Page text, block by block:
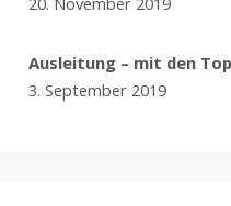
Ausleitung – mit den
3. September 2019